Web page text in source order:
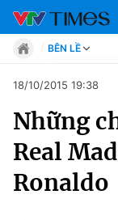
Chuyên mục
Tin tức
BÊN LỀ
Move
Phong
Chân dung
Sự kiện
Bóng đá
18/10/2015 19:38
Những
Real
Ronaldo